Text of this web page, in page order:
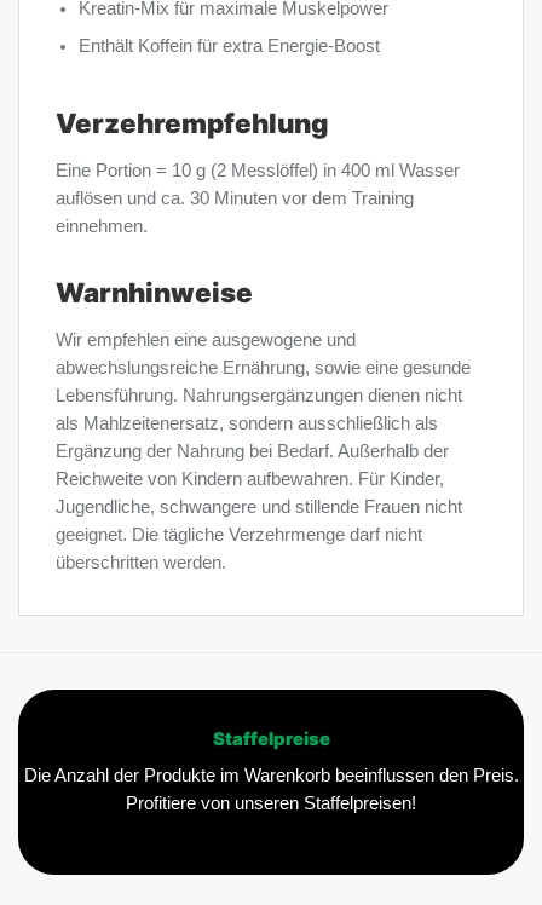
Kreatin-Mix für maximale Muskelpower
Enthält Koffein für extra Energie-Boost
Verzehrempfehlung
Eine Portion = 10 g (2 Messlöffel) in 400 ml Wasser
auflösen und ca. 30 Minuten vor dem Training
einnehmen.
Warnhinweise
Wir empfehlen eine ausgewogene und
abwechslungsreiche Ernährung, sowie eine gesunde
Lebensführung. Nahrungsergänzungen dienen nicht
als Mahlzeitenersatz, sondern ausschließlich als
Ergänzung der Nahrung bei Bedarf. Außerhalb der
Reichweite von Kindern aufbewahren. Für Kinder,
Jugendliche, schwangere und stillende Frauen nicht
geeignet. Die tägliche Verzehrmenge darf nicht
überschritten werden.
Staffelpreise
Die Anzahl der Produkte im Warenkorb beeinflussen den Preis.
Profitiere von unseren Staffelpreisen!